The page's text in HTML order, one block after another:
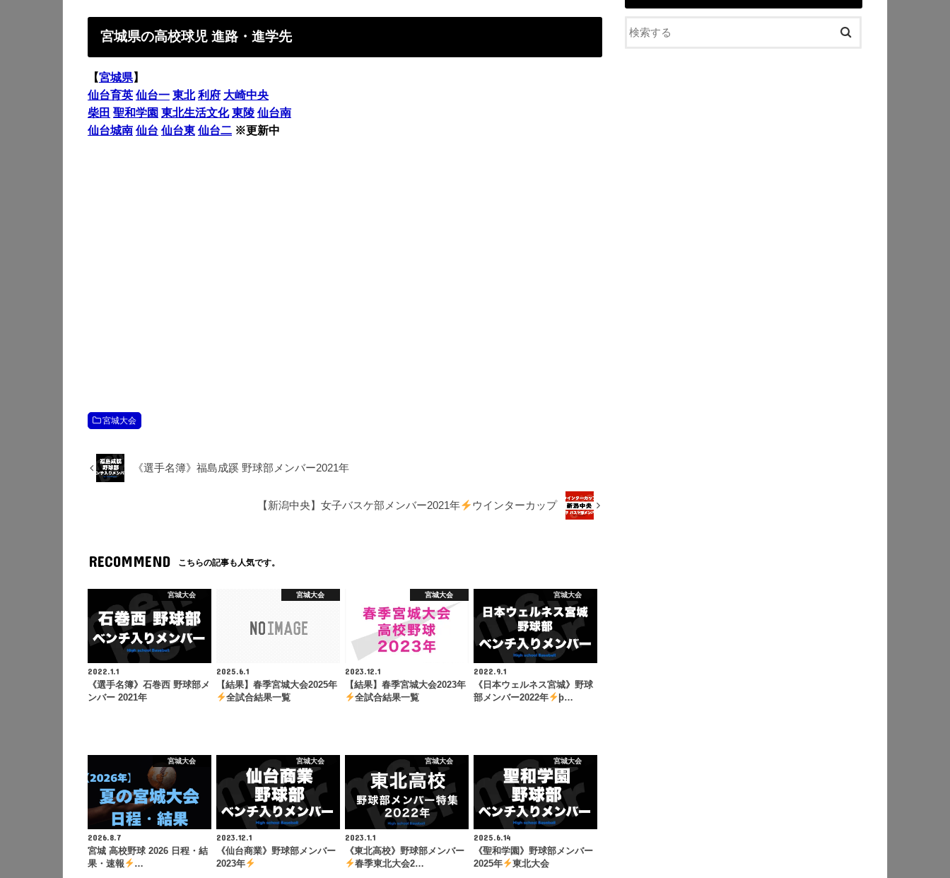
宮城県の高校球児 進路・進学先
【宮城県】
仙台育英 仙台一 東北 利府 大崎中央
柴田 聖和学園 東北生活文化 東陵 仙台南
仙台城南 仙台 仙台東 仙台二 ※更新中
宮城大会
《選手名簿》福島成蹊 野球部メンバー2021年
【新潟中央】女子バスケ部メンバー2021年 ウインターカップ
RECOMMEND こちらの記事も人気です。
宮城大会
2022.1.1
《選手名簿》石巻西 野球部メ
ンバー 2021年
宮城大会
2025.6.1
【結果】春季宮城大会2025年
全試合結果一覧
宮城大会
2023.12.1
【結果】春季宮城大会2023年
全試合結果一覧
宮城大会
2022.9.1
《日本ウェルネス宮城》野球
部メンバー2022年
þ…
宮城大会
2026.8.7
宮城 高校野球 2026 日程・結
果・速報
…
宮城大会
2023.12.1
《仙台商業》野球部メンバー
2023年
宮城大会
2023.1.1
《東北高校》野球部メンバー
春季東北大会2…
宮城大会
2025.6.14
《聖和学園》野球部メンバー
2025年
東北大会